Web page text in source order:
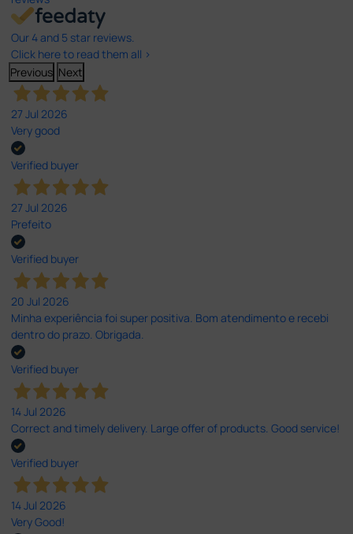
Our 4 and 5 star reviews.
Click here to read them all >
Previous Next
27 Jul 2026
Very good
Verified buyer
27 Jul 2026
Prefeito
Verified buyer
20 Jul 2026
Minha experiência foi super positiva. Bom atendimento e recebi
dentro do prazo. Obrigada.
Verified buyer
14 Jul 2026
Correct and timely delivery. Large offer of products. Good service!
Verified buyer
14 Jul 2026
Very Good!